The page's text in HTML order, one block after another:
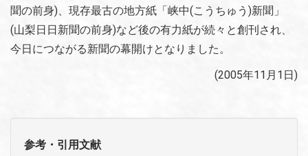
聞の前身)、現存最古の地方紙「峡中(こうちゅう)新聞」
(山梨日日新聞の前身)など後の有力紙が続々と創刊され、
今日につながる新聞の幕開けとなりました。
(2005年11月1日)
参考・引用文献